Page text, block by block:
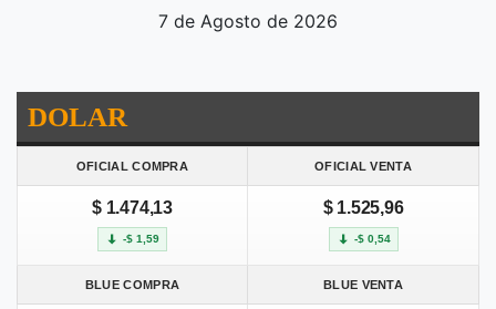
7 de Agosto de 2026
DOLAR
OFICIAL COMPRA OFICIAL VENTA
$ 1.474,13
-$ 1,59
$ 1.525,96
-$ 0,54
BLUE COMPRA BLUE VENTA